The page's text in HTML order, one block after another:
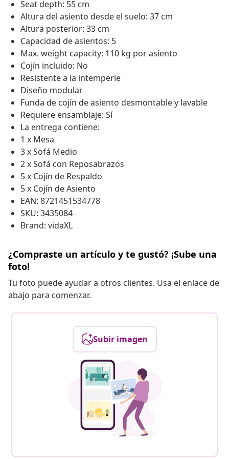
Seat depth: 55 cm
Altura del asiento desde el suelo: 37 cm
Altura posterior: 33 cm
Capacidad de asientos: 5
Max. weight capacity: 110 kg por asiento
Cojín incluido: No
Resistente a la intemperie
Diseño modular
Funda de cojín de asiento desmontable y lavable
Requiere ensamblaje: Sí
La entrega contiene:
1 x Mesa
3 x Sofá Medio
2 x Sofá con Reposabrazos
5 x Cojín de Respaldo
5 x Cojín de Asiento
EAN: 8721451534778
SKU: 3435084
Brand: vidaXL
¿Compraste un artículo y te gustó? ¡Sube una
foto!
Tu foto puede ayudar a otros clientes. Usa el enlace de
abajo para comenzar.
Subir imagen